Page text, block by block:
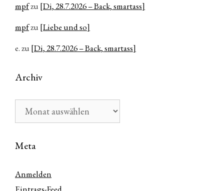
mpfzu [Di, 28.7.2026 – Back, smartass]
mpfzu [Liebe und so]
e.zu [Di, 28.7.2026 – Back, smartass]
Archiv
Meta
Anmelden